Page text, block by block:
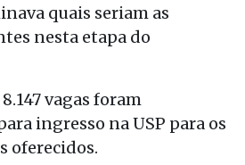
quais seriam as
nesta etapa do
vagas foram
ingresso na USP para os
oferecidos.